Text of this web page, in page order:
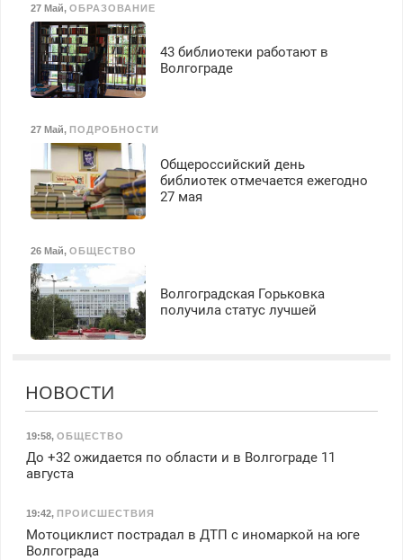
27 Май, ОБРАЗОВАНИЕ
43 библиотеки работают в
Волгограде
27 Май, ПОДРОБНОСТИ
Общероссийский день
библиотек отмечается ежегодно
27 мая
26 Май, ОБЩЕСТВО
Волгоградская Горьковка
получила статус лучшей
НОВОСТИ
19:58, ОБЩЕСТВО
До +32 ожидается по области и в Волгограде 11
августа
19:42, ПРОИСШЕСТВИЯ
Мотоциклист пострадал в ДТП с иномаркой на юге
Волгограда